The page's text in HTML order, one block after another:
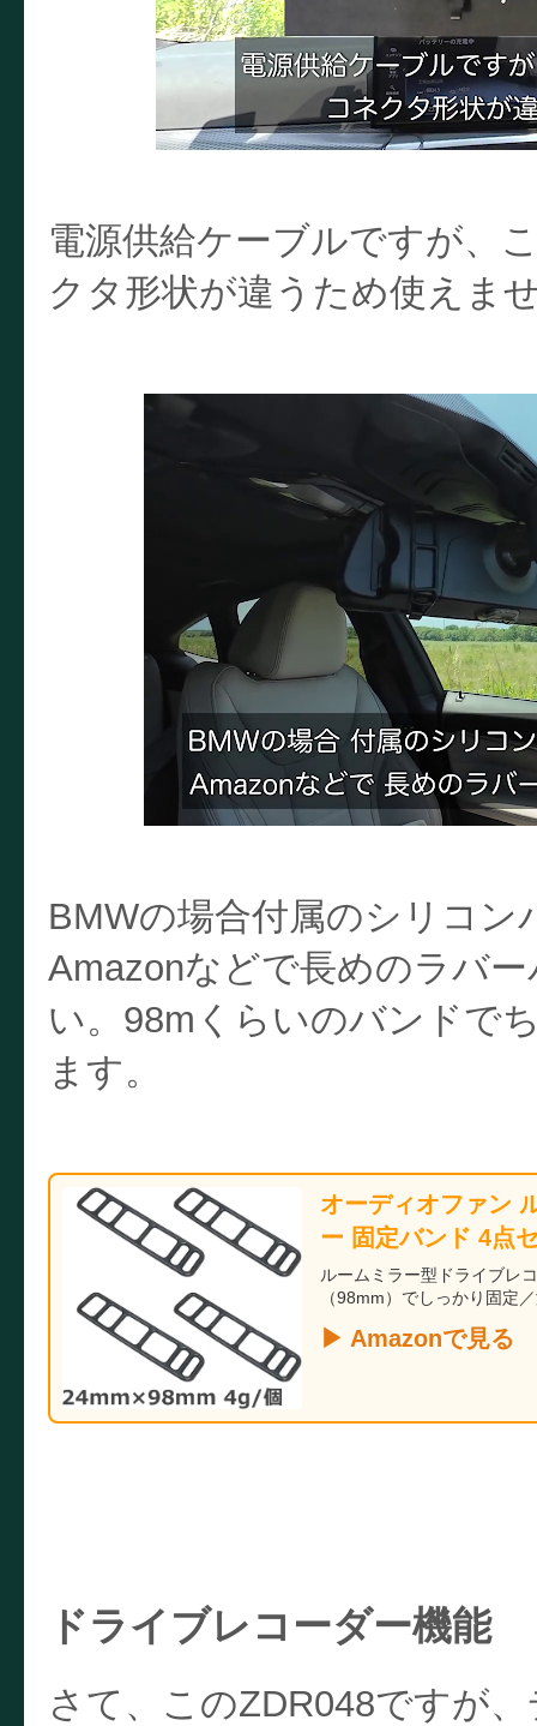
電源供給ケーブルですが、
クタ形状が違うため使えま
BMWの場合付属のシリコ
Amazonなどで長めのラバ
い。98mくらいのバンドで
ます。
オーディオファン
ー 固定バンド 4点
ルームミラー型ドライブレ
（98mm）でしっかり固定
▶ Amazonで見る
ドライブレコーダー機能
さて、このZDR048ですが